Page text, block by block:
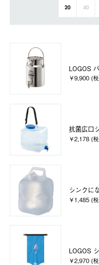
20 40
LOGOS
￥9,900 (
抗菌広口
￥2,178 (
シンクに
￥1,485 (
LOGOS
￥2,970 (